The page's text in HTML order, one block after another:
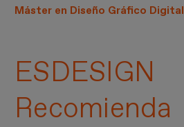
Máster en Diseño Gráfico Digital
ESDESIGN
Recomienda